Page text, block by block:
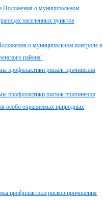
Положения о муниципальном
населенных пунктов
о муниципальном контроле в
района"
профилактики рисков причинения
профилактики рисков причинения
особо охраняемых природных
профилактики рисков причинения